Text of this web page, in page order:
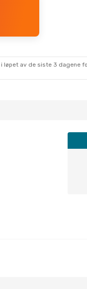
av de siste 3 dagene